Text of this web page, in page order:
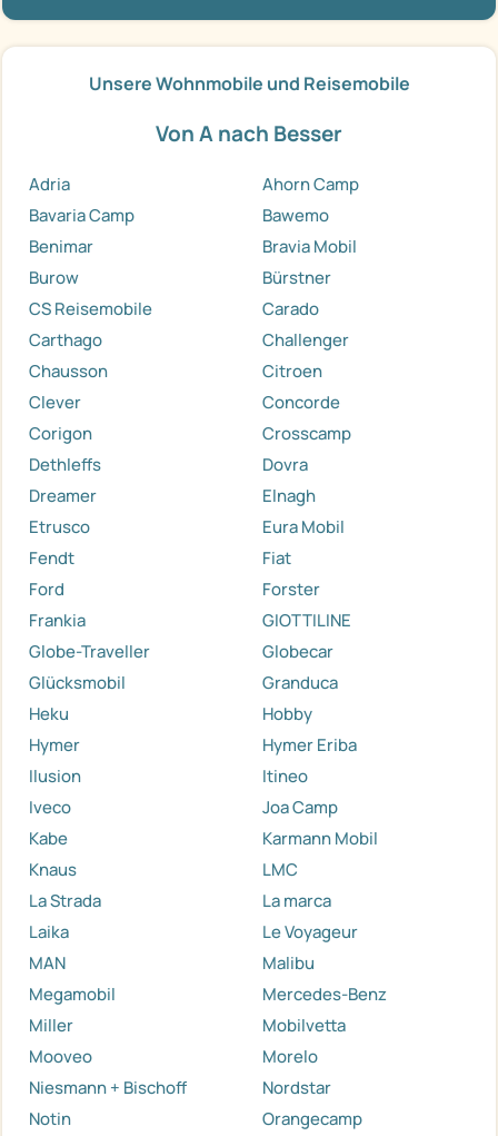
Unsere Wohnmobile und Reisemobile
Von A nach Besser
Adria
Ahorn Camp
Bavaria Camp
Bawemo
Benimar
Bravia Mobil
Burow
Bürstner
CS Reisemobile
Carado
Carthago
Challenger
Chausson
Citroen
Clever
Concorde
Corigon
Crosscamp
Dethleffs
Dovra
Dreamer
Elnagh
Etrusco
Eura Mobil
Fendt
Fiat
Ford
Forster
Frankia
GIOTTILINE
Globe-Traveller
Globecar
Glücksmobil
Granduca
Heku
Hobby
Hymer
Hymer Eriba
Ilusion
Itineo
Iveco
Joa Camp
Kabe
Karmann Mobil
Knaus
LMC
La Strada
La marca
Laika
Le Voyageur
MAN
Malibu
Megamobil
Mercedes-Benz
Miller
Mobilvetta
Mooveo
Morelo
Niesmann + Bischoff
Nordstar
Notin
Orangecamp